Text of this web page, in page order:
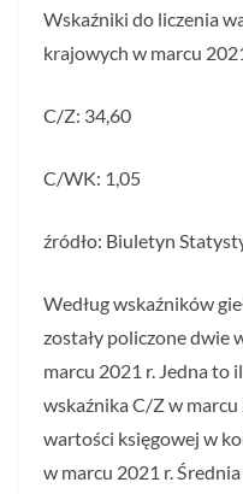
Wskaźniki do liczenia
krajowych w marcu
C/Z: 34,60
C/WK: 1,05
źródło: Biuletyn
Według wskaźników
zostały policzone dwie
marcu 2021 r. Jedna to
wskaźnika C/Z w
wartości księgowej w
w marcu 2021 r.